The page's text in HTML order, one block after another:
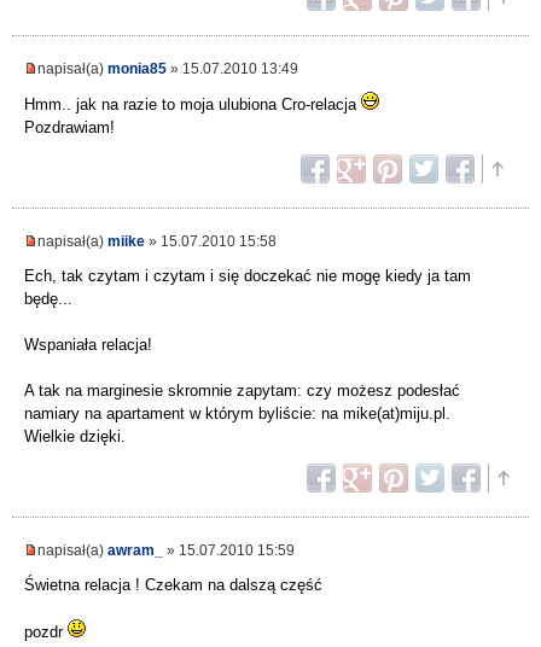
napisał(a) monia85 » 15.07.2010 13:49
Hmm.. jak na razie to moja ulubiona Cro-relacja
Pozdrawiam!
napisał(a) miike » 15.07.2010 15:58
Ech, tak czytam i czytam i się doczekać nie mogę kiedy ja tam
będę...
Wspaniała relacja!
A tak na marginesie skromnie zapytam: czy możesz podesłać
namiary na apartament w którym byliście: na mike(at)miju.pl.
Wielkie dzięki.
napisał(a) awram_ » 15.07.2010 15:59
Świetna relacja ! Czekam na dalszą część
pozdr